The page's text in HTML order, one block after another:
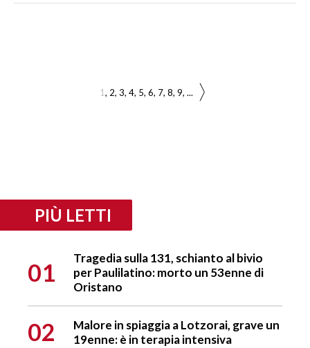
1 2 3 4 5 6 7 8 9 ...
PIÙ LETTI
01
Tragedia sulla 131, schianto al bivio
per Paulilatino: morto un 53enne di
Oristano
02
Malore in spiaggia a Lotzorai, grave un
19enne: è in terapia intensiva